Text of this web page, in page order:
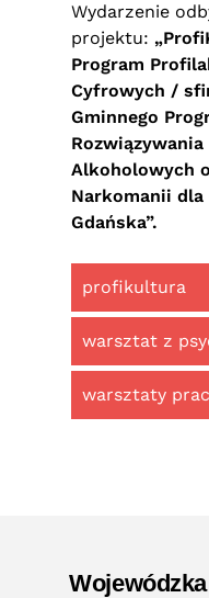
Wydarzenie
projektu:
Program
Cyfrowych /
Gminnego
Alkoholowych
Narkomanii
Gdańska”.
profikultura
warsztat z
warsztaty